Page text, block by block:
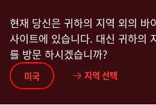
건
현재 당신은 귀하의 지역 외의 바
사이트에 있습니다. 대신 귀하의
를 방문 하시겠습니까?
미국 지역 선택
기계 및 소프트웨어